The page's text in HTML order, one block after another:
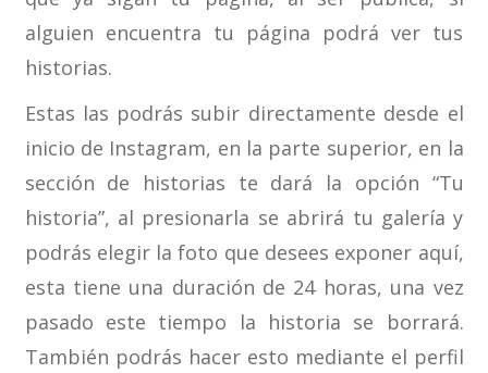
alguien encuentra tu página podrá ver tus
historias.
Estas las podrás subir directamente desde el
inicio de Instagram, en la parte superior, en la
sección de historias te dará la opción “Tu
historia”, al presionarla se abrirá tu galería y
podrás elegir la foto que desees exponer aquí,
esta tiene una duración de 24 horas, una vez
pasado este tiempo la historia se borrará.
También podrás hacer esto mediante el perfil